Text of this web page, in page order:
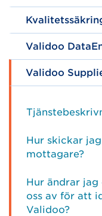
Validoo
Validoo
Hur skickar
mottagare?
Hur ändrar jag
oss av för att
Validoo?